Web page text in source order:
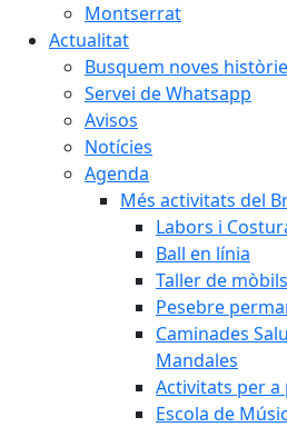
Montserrat
Actualitat
Busquem noves
Servei de Whatsapp
Avisos
Notícies
Agenda
Més activitats del
Labors i
Ball en línia
Taller de mòbils
Pesebre
Caminades
Mandales
Activitats per a
Escola de